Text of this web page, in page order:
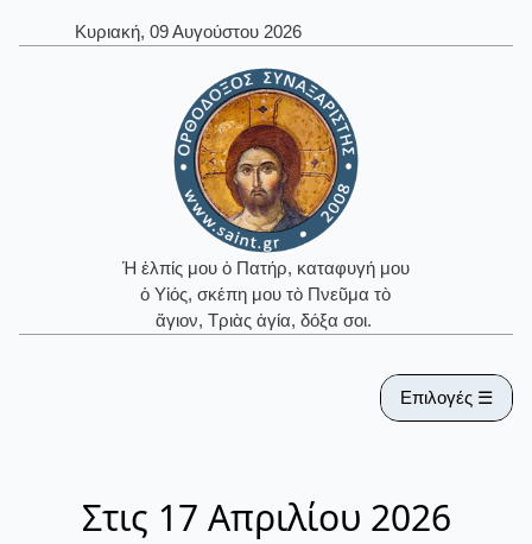
Κυριακή, 09 Αυγούστου 2026
Ἡ ἐλπίς μου ὁ Πατήρ, καταφυγή μου
ὁ Υἱός, σκέπη μου τὸ Πνεῦμα τὸ
ἅγιον, Τριὰς ἁγία, δόξα σοι.
Επιλογές ☰
Στις 17 Απριλίου 2026